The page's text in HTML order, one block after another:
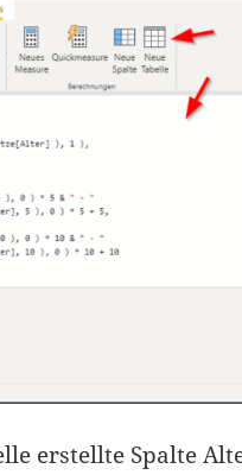
erstellte Spalte